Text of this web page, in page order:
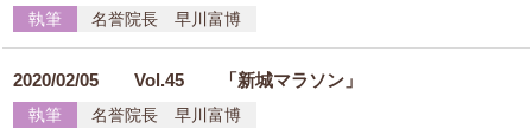
執筆 名誉院長 早川富博
2020/02/05Vol.45 「新城マラソン」
執筆 名誉院長 早川富博